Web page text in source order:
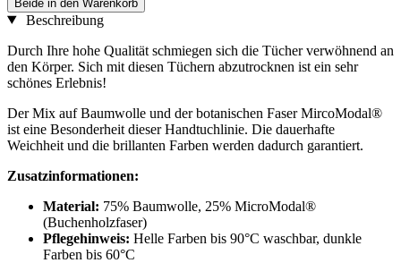
Beide in den Warenkorb
Beschreibung
Durch Ihre hohe Qualität schmiegen sich die Tücher verwöhnend an
den Körper. Sich mit diesen Tüchern abzutrocknen ist ein sehr
schönes Erlebnis!
Der Mix auf Baumwolle und der botanischen Faser MircoModal®
ist eine Besonderheit dieser Handtuchlinie. Die dauerhafte
Weichheit und die brillanten Farben werden dadurch garantiert.
Zusatzinformationen:
Material: 75% Baumwolle, 25% MicroModal®
(Buchenholzfaser)
Pflegehinweis: Helle Farben bis 90°C waschbar, dunkle
Farben bis 60°C